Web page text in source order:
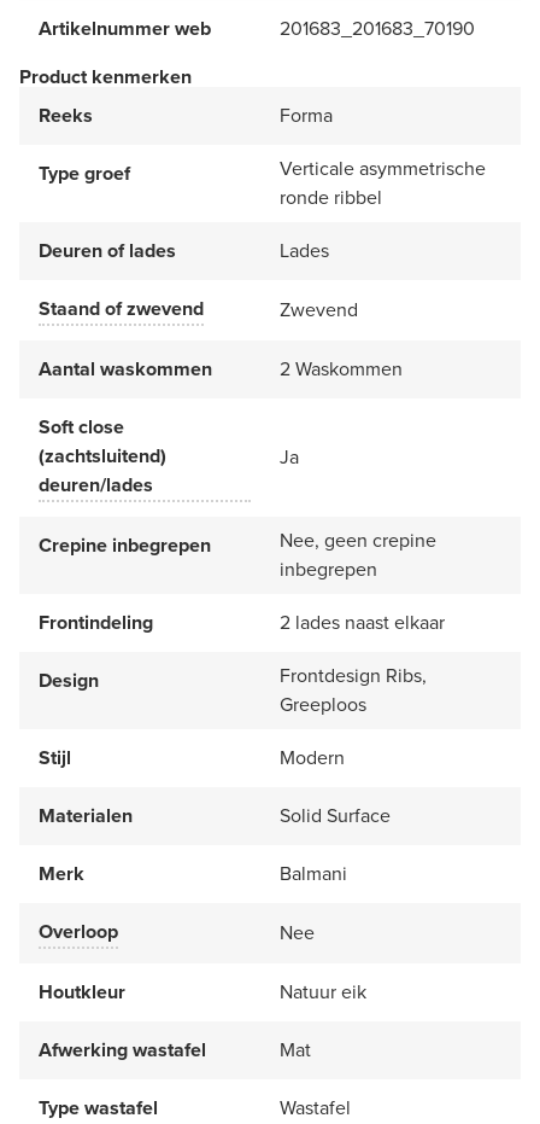
Artikelnummer web
201683_201683_70190
Product kenmerken
Reeks
Forma
Type groef
Verticale asymmetrische
ronde ribbel
Deuren of lades
Lades
Staand of zwevend Zwevend
Aantal waskommen 2 Waskommen
Soft close
(zachtsluitend)
deuren/lades
Ja
Crepine inbegrepen
Nee, geen crepine
inbegrepen
Frontindeling
2 lades naast elkaar
Design
Frontdesign Ribs,
Greeploos
Stijl
Modern
Materialen Solid Surface
Merk Balmani
Overloop Nee
Houtkleur Natuur eik
Afwerking wastafel Mat
Type wastafel Wastafel